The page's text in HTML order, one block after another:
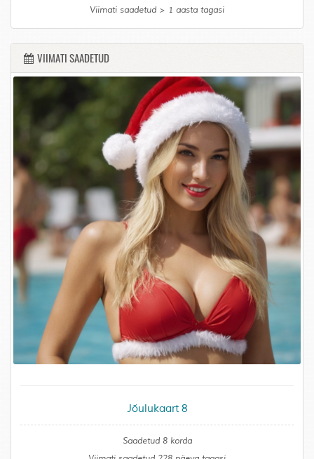
Viimati saadetud > 1 aasta tagasi
VIIMATI SAADETUD
Jõulukaart 8
Saadetud 8 korda